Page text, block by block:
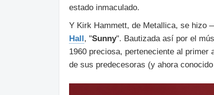
estado inmaculado.
Y Kirk Hammett, de Metallica, se
Hall, "Sunny". Bautizada así por el
1960 preciosa, perteneciente al primer
de sus predecesoras (y ahora